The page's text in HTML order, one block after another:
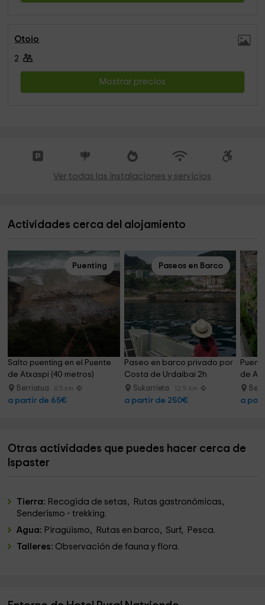
Otoio
2
Mostrar precios
Ver todas las instalaciones y servicios
Actividades cerca del alojamiento
Puenting
Salto puenting en el Puente
de Atxaspi (40 metros)
Berriatua 8.5 km
a partir de 65€
Paseos en Barco
Paseo en barco privado por
Costa de Urdaibai 2h
Sukarrieta 12.9 km
a partir de 250€
de
a
Otras actividades que puedes hacer cerca de
Ispaster
Tierra: Recogida de setas, Rutas gastronómicas,
Senderismo - trekking.
Agua: Piragüismo, Rutas en barco, Surf, Pesca.
Talleres: Observación de fauna y flora.